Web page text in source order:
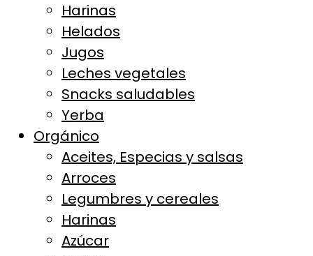
Harinas
Helados
Jugos
Leches vegetales
Snacks saludables
Yerba
Orgánico
Aceites, Especias y salsas
Arroces
Legumbres y cereales
Harinas
Azúcar